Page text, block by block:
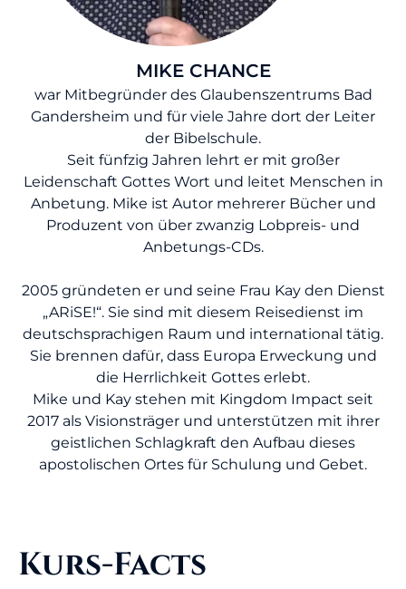
MIKE CHANCE
war Mitbegründer des Glaubenszentrums Bad
Gandersheim und für viele Jahre dort der Leiter
der Bibelschule.
Seit fünfzig Jahren lehrt er mit großer
Leidenschaft Gottes Wort und leitet Menschen in
Anbetung. Mike ist Autor mehrerer Bücher und
Produzent von über zwanzig Lobpreis- und
Anbetungs-CDs.
2005 gründeten er und seine Frau Kay den Dienst
„ARiSE!“. Sie sind mit diesem Reisedienst im
deutschsprachigen Raum und international tätig.
Sie brennen dafür, dass Europa Erweckung und
die Herrlichkeit Gottes erlebt.
Mike und Kay stehen mit Kingdom Impact seit
2017 als Visionsträger und unterstützen mit ihrer
geistlichen Schlagkraft den Aufbau dieses
apostolischen Ortes für Schulung und Gebet.
Kurs-Facts